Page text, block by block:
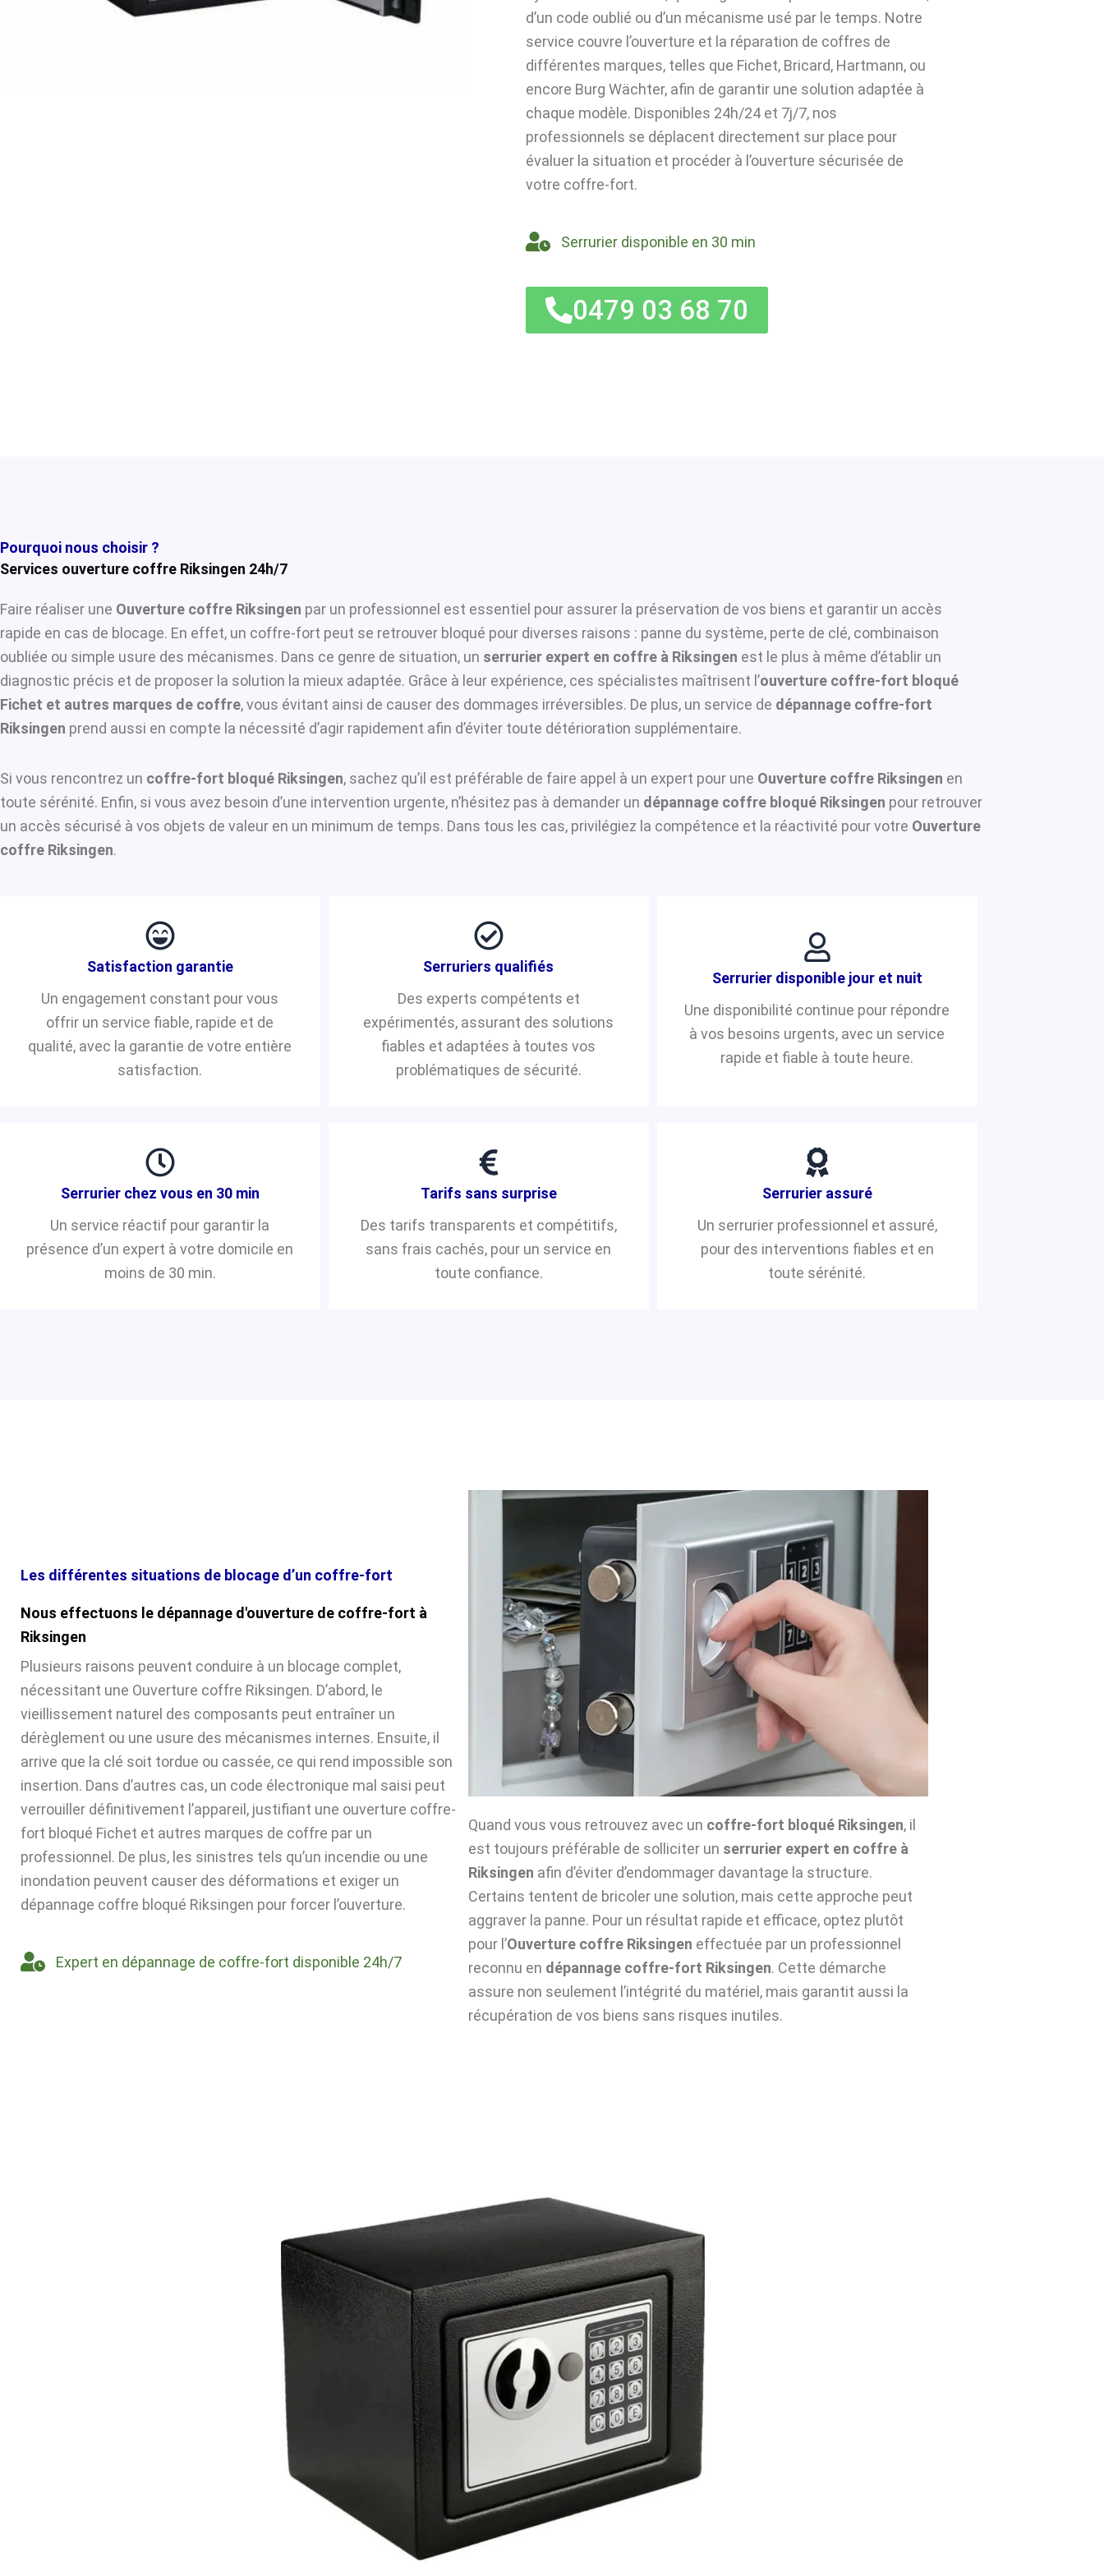
d’un code oublié ou d’un mécanisme usé par le temps. Notre
service couvre l’ouverture et la réparation de coffres de
différentes marques, telles que Fichet, Bricard, Hartmann, ou
encore Burg Wächter, afin de garantir une solution adaptée à
chaque modèle. Disponibles 24h/24 et 7j/7, nos
professionnels se déplacent directement sur place pour
évaluer la situation et procéder à l’ouverture sécurisée de
votre coffre-fort.
Serrurier disponible en 30 min
0479 03 68 70
Pourquoi nous choisir ?
Services ouverture coffre Riksingen 24h/7
Faire réaliser une Ouverture coffre Riksingen par un professionnel est essentiel pour assurer la préservation de vos biens et garantir un accès
rapide en cas de blocage. En effet, un coffre-fort peut se retrouver bloqué pour diverses raisons : panne du système, perte de clé, combinaison
oubliée ou simple usure des mécanismes. Dans ce genre de situation, un serrurier expert en coffre à Riksingen est le plus à même d’établir un
diagnostic précis et de proposer la solution la mieux adaptée. Grâce à leur expérience, ces spécialistes maîtrisent l’ouverture coffre-fort bloqué
Fichet et autres marques de coffre, vous évitant ainsi de causer des dommages irréversibles. De plus, un service de dépannage coffre-fort
Riksingen prend aussi en compte la nécessité d’agir rapidement afin d’éviter toute détérioration supplémentaire.
Si vous rencontrez un coffre-fort bloqué Riksingen, sachez qu’il est préférable de faire appel à un expert pour une Ouverture coffre Riksingen en
toute sérénité. Enfin, si vous avez besoin d’une intervention urgente, n’hésitez pas à demander un dépannage coffre bloqué Riksingen pour retrouver
un accès sécurisé à vos objets de valeur en un minimum de temps. Dans tous les cas, privilégiez la compétence et la réactivité pour votre Ouverture
coffre Riksingen.
Satisfaction garantie
Un engagement constant pour vous
offrir un service fiable, rapide et de
qualité, avec la garantie de votre entière
satisfaction.
Serruriers qualifiés
Des experts compétents et
expérimentés, assurant des solutions
fiables et adaptées à toutes vos
problématiques de sécurité.
Serrurier disponible jour et nuit
Une disponibilité continue pour répondre
à vos besoins urgents, avec un service
rapide et fiable à toute heure.
Serrurier chez vous en 30 min
Un service réactif pour garantir la
présence d’un expert à votre domicile en
moins de 30 min.
Tarifs sans surprise
Des tarifs transparents et compétitifs,
sans frais cachés, pour un service en
toute confiance.
Serrurier assuré
Un serrurier professionnel et assuré,
pour des interventions fiables et en
toute sérénité.
Les différentes situations de blocage d’un coffre-fort
Nous effectuons le dépannage d'ouverture de coffre-fort à
Riksingen
Plusieurs raisons peuvent conduire à un blocage complet,
nécessitant une Ouverture coffre Riksingen. D’abord, le
vieillissement naturel des composants peut entraîner un
dérèglement ou une usure des mécanismes internes. Ensuite, il
arrive que la clé soit tordue ou cassée, ce qui rend impossible son
insertion. Dans d’autres cas, un code électronique mal saisi peut
verrouiller définitivement l’appareil, justifiant une ouverture coffre-
fort bloqué Fichet et autres marques de coffre par un
professionnel. De plus, les sinistres tels qu’un incendie ou une
inondation peuvent causer des déformations et exiger un
dépannage coffre bloqué Riksingen pour forcer l’ouverture.
Expert en dépannage de coffre-fort disponible 24h/7
Quand vous vous retrouvez avec un coffre-fort bloqué Riksingen, il
est toujours préférable de solliciter un serrurier expert en coffre à
Riksingen afin d’éviter d’endommager davantage la structure.
Certains tentent de bricoler une solution, mais cette approche peut
aggraver la panne. Pour un résultat rapide et efficace, optez plutôt
pour l’Ouverture coffre Riksingen effectuée par un professionnel
reconnu en dépannage coffre-fort Riksingen. Cette démarche
assure non seulement l’intégrité du matériel, mais garantit aussi la
récupération de vos biens sans risques inutiles.